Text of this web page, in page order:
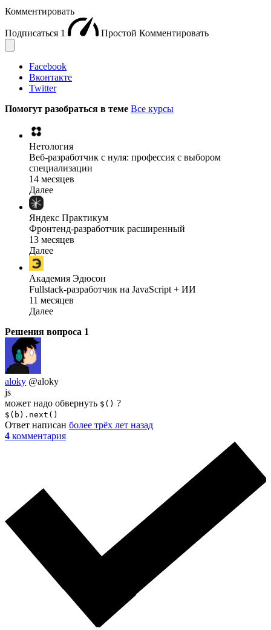
Комментировать
Подписаться 1 Простой Комментировать
Facebook
Вконтакте
Twitter
Помогут разобраться в теме Все курсы
Нетология
Веб-разработчик с нуля: профессия с выбором
специализации
14 месяцев
Далее
Яндекс Практикум
Фронтенд-разработчик расширенный
13 месяцев
Далее
Академия Эдюсон
Fullstack-разработчик на JavaScript + ИИ
11 месяцев
Далее
Решения вопроса 1
aloky @aloky
js
может надо обвернуть $() ?
$(b).next()
Ответ написан более трёх лет назад
4 комментария